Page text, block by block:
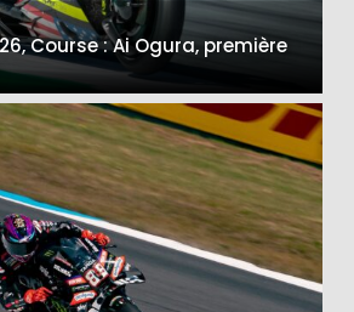
Course : Ai Ogura, première